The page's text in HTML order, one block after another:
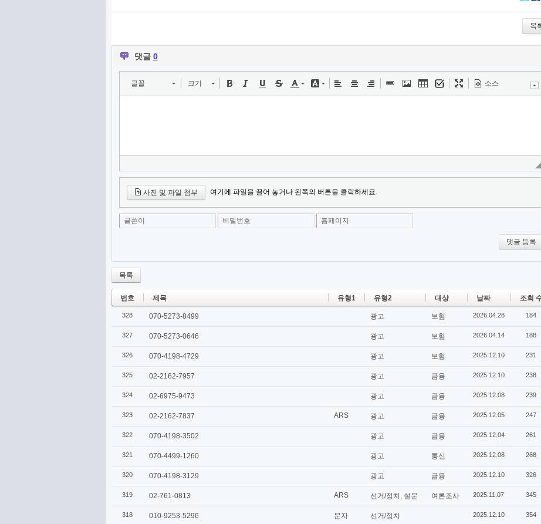
목
댓글 0
글꼴 크기 소스
사진 및 파일 첨부 여기에 파일을 끌어 놓거나 왼쪽의 버튼을 클릭하세요.
글쓴이 비밀번호 홈페이지
댓글 등록
목록
번호 제목 유형1 유형2 대상 날짜 조회
328 070-5273-8499 광고 보험 2026.04.28 184
327 070-5273-0646 광고 보험 2026.04.14 188
326 070-4198-4729 광고 보험 2025.12.10 231
325 02-2162-7957 광고 금융 2025.12.10 238
324 02-6975-9473 광고 금융 2025.12.08 239
323 02-2162-7837 ARS 광고 금융 2025.12.05 247
322 070-4198-3502 광고 금융 2025.12.04 261
321 070-4499-1260 광고 통신 2025.12.08 268
320 070-4198-3129 광고 금융 2025.12.10 326
319 02-761-0813 ARS 선거/정치, 설문 여론조사 2025.11.07 345
318 010-9253-5296 문자 선거/정치 2025.12.10 354